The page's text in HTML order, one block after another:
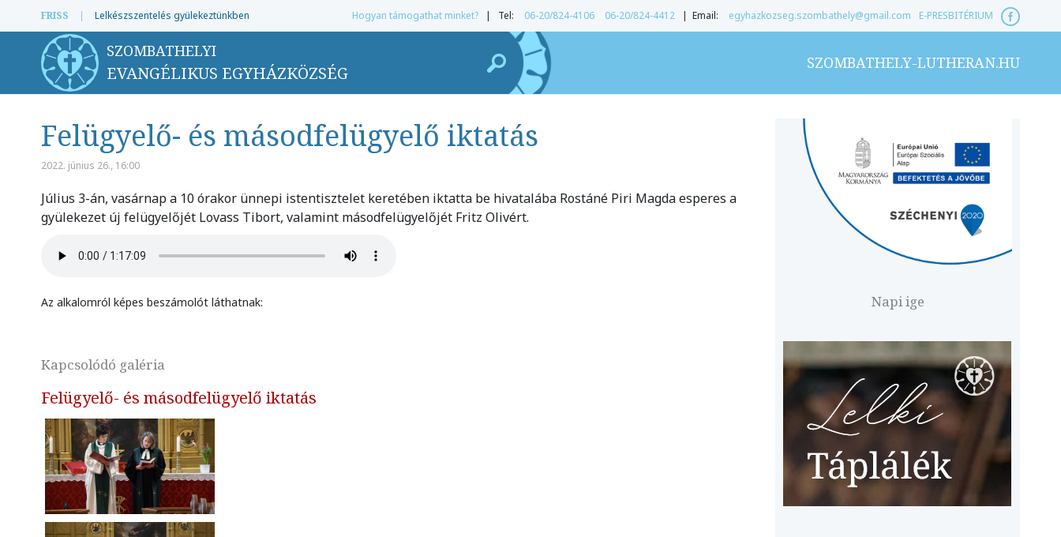
FRISS | Lelkészszentelés gyülekeztünkben Hogyan támogathat minket? | Tel: 06-20/824-4106 06-20/824-4412 | Email: egyhazkozseg.szombathely@gmail.com E-PRESBITÉRIUM
SZOMBATHELYI
EVANGÉLIKUS EGYHÁZKÖZSÉG SZOMBATHELY-LUTHERAN.HU
Felügyelő- és másodfelügyelő iktatás
2022. június 26., 16:00
Július 3-án, vasárnap a 10 órakor ünnepi istentisztelet keretében iktatta be hivatalába Rostáné Piri Magda esperes a
gyülekezet új felügyelőjét Lovass Tibort, valamint másodfelügyelőjét Fritz Olivért.
Az alkalomról képes beszámolót láthatnak:
Kapcsolódó galéria
Felügyelő- és másodfelügyelő iktatás
Napi ige